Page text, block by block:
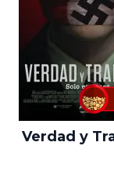
Verdad y